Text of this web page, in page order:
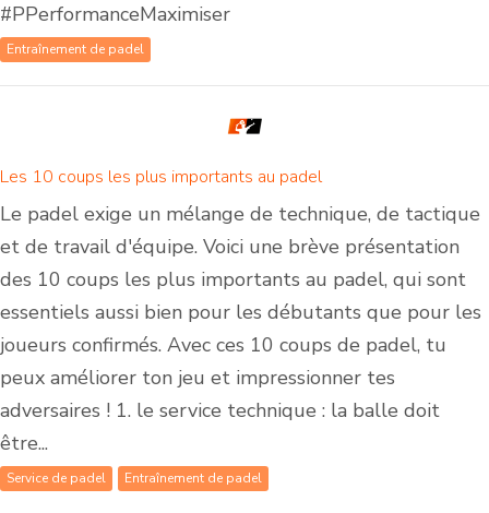
#PPerformanceMaximiser
Entraînement de padel
Les 10 coups les plus importants au padel
Le padel exige un mélange de technique, de tactique
et de travail d'équipe. Voici une brève présentation
des 10 coups les plus importants au padel, qui sont
essentiels aussi bien pour les débutants que pour les
joueurs confirmés. Avec ces 10 coups de padel, tu
peux améliorer ton jeu et impressionner tes
adversaires ! 1. le service technique : la balle doit
être...
Service de padel Entraînement de padel